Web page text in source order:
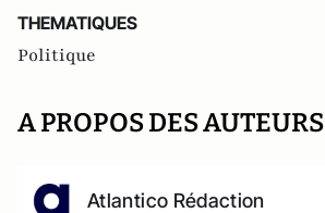
THEMATIQUES
Politique
A PROPOS DES AUTEURS
Atlantico Rédaction